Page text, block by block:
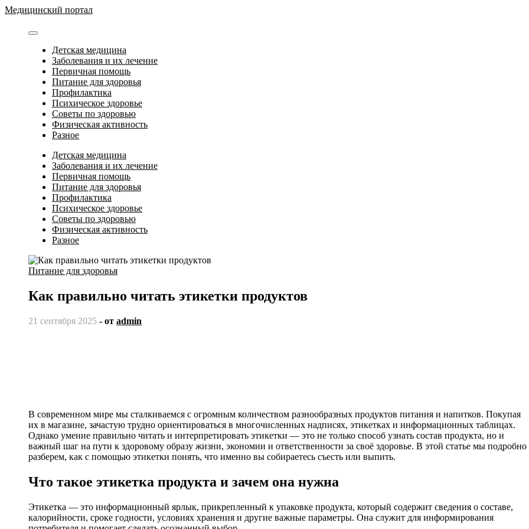
Перейти
содержимому
Медицинский портал
Детская медицина
Заболевания и их лечение
Первичная помощь
Питание для здоровья
Профилактика
Психическое здоровье
Советы по здоровью
Физическая активность
Разное
Детская медицина
Заболевания и их лечение
Первичная помощь
Питание для здоровья
Профилактика
Психическое здоровье
Советы по здоровью
Физическая активность
Разное
Питание для здоровья
Как правильно читать этикетки продуктов
21 сентября 2025 - от admin
В современном мире мы сталкиваемся с огромным количеством разнообразных продуктов питания и напитков. Покупая
их в магазине, зачастую трудно ориентироваться в многочисленных надписях, этикетках и информационных таблицах.
Однако умение правильно читать и интерпретировать этикетки — это не только способ узнать состав продукта, но и
важный шаг на пути к здоровому образу жизни, экономии и ответственности за своё здоровье. В этой статье мы подробно
разберем, как с помощью этикетки понять, что именно вы собираетесь съесть или выпить.
Что такое этикетка продукта и зачем она нужна
Этикетка — это информационный ярлык, прикрепленный к упаковке продукта, который содержит сведения о составе,
калорийности, сроке годности, условиях хранения и другие важные параметры. Она служит для информирования